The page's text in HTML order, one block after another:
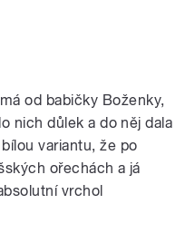
od babičky Boženky,
nich důlek a do něj dala
variantu, že po
ořechách a já
vrchol